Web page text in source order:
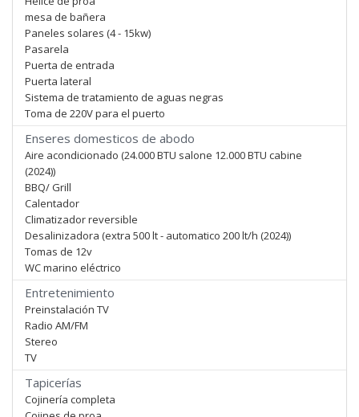
mesa de bañera
Paneles solares (4 - 15kw)
Pasarela
Puerta de entrada
Puerta lateral
Sistema de tratamiento de aguas negras
Toma de 220V para el puerto
Enseres domesticos de abodo
Aire acondicionado (24.000 BTU salone 12.000 BTU cabine
(2024))
BBQ/ Grill
Calentador
Climatizador reversible
Desalinizadora (extra 500 lt - automatico 200 lt/h (2024))
Tomas de 12v
WC marino eléctrico
Entretenimiento
Preinstalación TV
Radio AM/FM
Stereo
TV
Tapicerías
Cojinería completa